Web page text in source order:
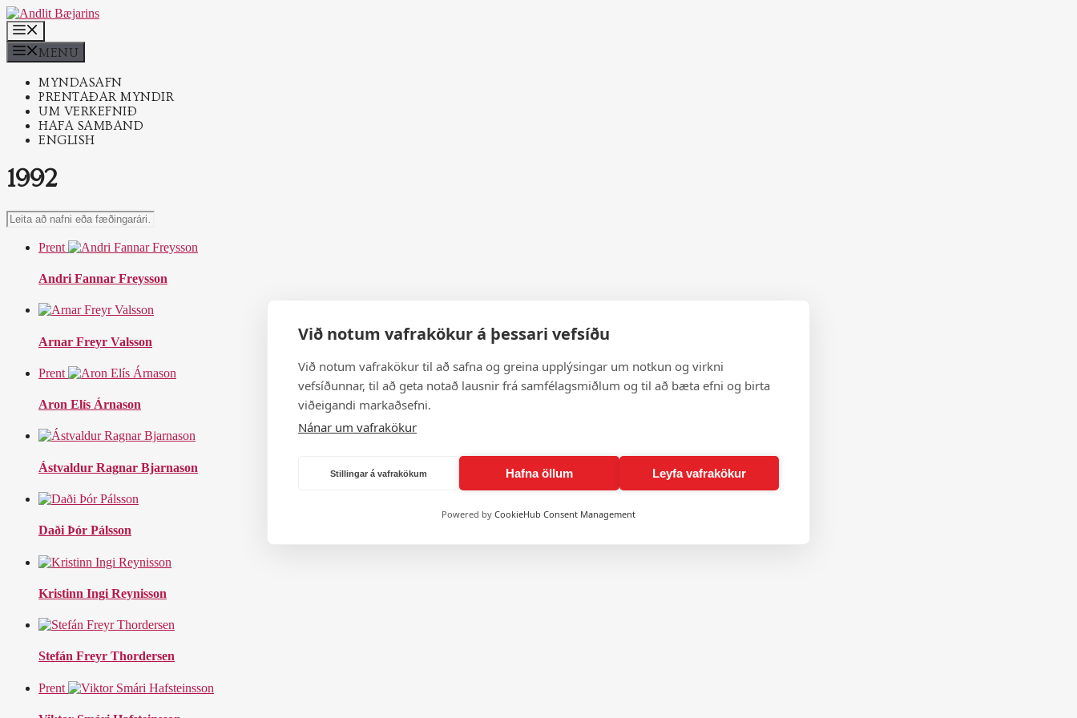
Skip
to
content
MENU
MYNDASAFN
PRENTAÐAR MYNDIR
UM VERKEFNIÐ
HAFA SAMBAND
ENGLISH
1992
Leita
að
nafni
fæðingarári…
Prent
Andri Fannar Freysson
Arnar Freyr Valsson
Prent
Aron Elís Árnason
Ástvaldur Ragnar Bjarnason
Daði Þór Pálsson
Kristinn Ingi Reynisson
Stefán Freyr Thordersen
Prent
Við notum vafrakökur á þessari vefsíðu
Við notum vafrakökur til að safna og greina upplýsingar um notkun og virkni
vefsíðunnar, til að geta notað lausnir frá samfélagsmiðlum og til að bæta efni og birta
viðeigandi markaðsefni.
Nánar um vafrakökur
Stillingar á vafrakökum Hafna öllum Leyfa vafrakökur
Powered by CookieHub Consent Management